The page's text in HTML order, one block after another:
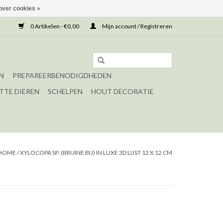
0 Artikelen - €0,00 Mijn account / Registreren
PREPAREERBENODIGDHEDEN
DIEREN
SCHELPEN HOUT DECORATIE
/XYLOCOPA SP. (BRUINE BIJ) IN LUXE 3D LIJST 12 X 12 CM
cookies »